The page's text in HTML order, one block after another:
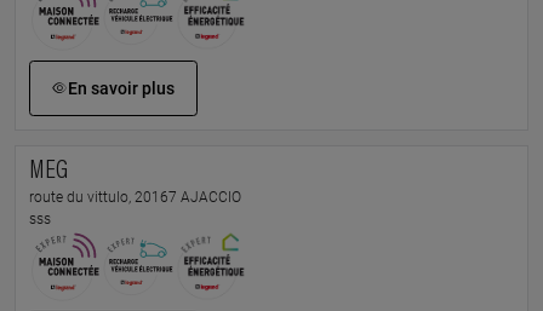
En savoir plus
MEG
route du vittulo, 20167 AJACCIO
sss